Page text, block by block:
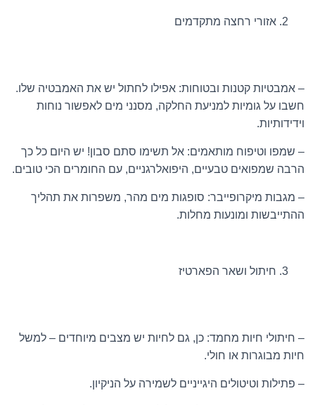
אזורי רחצה מתקדמים
– אמבטיות קטנות ובטוחות: אפילו לחתול יש את האמבטיה שלו.
חשבו על גומיות למניעת החלקה, מסנני מים לאפשור נוחות
וידידותיות.
– שמפו וטיפוח מותאמים: אל תשימו סתם סבון! יש היום כל כך
הרבה שמפואים טבעיים, היפואלרגניים, עם החומרים הכי טובים.
– מגבות מיקרופייבר: סופגות מים מהר, משפרות את תהליך
ההתייבשות ומונעות מחלות.
חיתול ושאר הפארטיז
– חיתולי חיות מחמד: כן, גם לחיות יש מצבים מיוחדים – למשל
חיות מבוגרות או חולי.
– פתילות וטיטולים היגייניים לשמירה על הניקיון.